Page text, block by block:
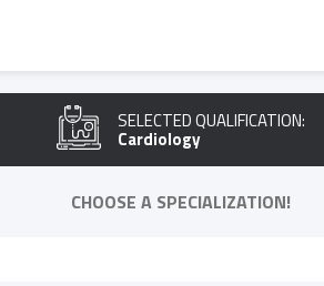
SELECTED QUALIFICATION:
Cardiology
CHOOSE A SPECIALIZATION!